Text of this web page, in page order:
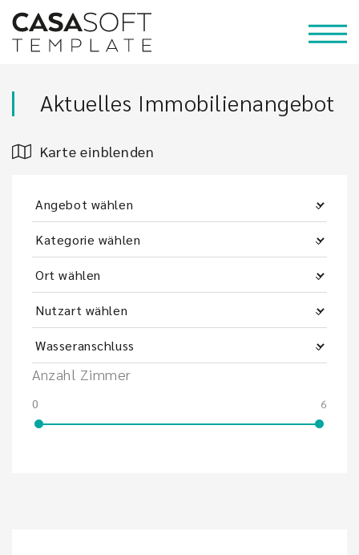
Aktuelles Immobilienangebot
Karte einblenden
Anzahl Zimmer
0 6